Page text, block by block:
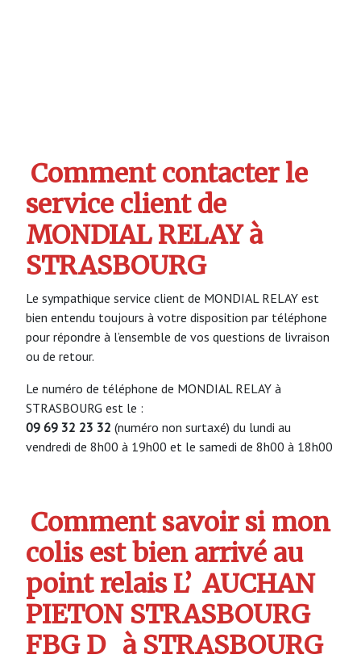
Comment contacter le
service client de
MONDIAL RELAY à
STRASBOURG
Le sympathique service client de MONDIAL RELAY est
bien entendu toujours à votre disposition par téléphone
pour répondre à l’ensemble de vos questions de livraison
ou de retour.
Le numéro de téléphone de MONDIAL RELAY à
STRASBOURG est le :
09 69 32 23 32 (numéro non surtaxé) du lundi au
vendredi de 8h00 à 19h00 et le samedi de 8h00 à 18h00
Comment savoir si mon
colis est bien arrivé au
point relais L’ AUCHAN
PIETON STRASBOURG
FBG D à STRASBOURG